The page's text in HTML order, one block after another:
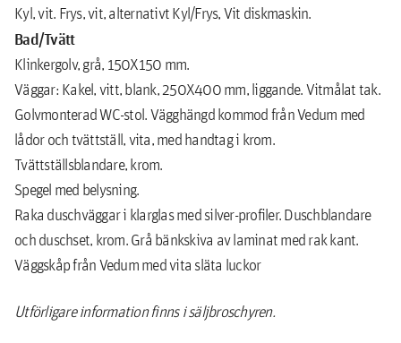
Kyl, vit. Frys, vit, alternativt Kyl/Frys, Vit diskmaskin.
Bad/Tvätt
Klinkergolv, grå, 150X150 mm.
Väggar: Kakel, vitt, blank, 250X400 mm, liggande. Vitmålat tak.
Golvmonterad WC-stol. Vägghängd kommod från Vedum med
lådor och tvättställ, vita, med handtag i krom.
Tvättställsblandare, krom.
Spegel med belysning.
Raka duschväggar i klarglas med silver-profiler. Duschblandare
och duschset, krom. Grå bänkskiva av laminat med rak kant.
Väggskåp från Vedum med vita släta luckor
Utförligare information finns i säljbroschyren.